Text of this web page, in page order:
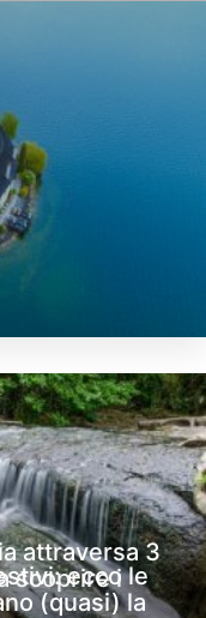
attraversa 3
scoprire i
ecco le
(quasi) la